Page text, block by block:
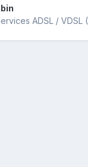
ADSL / VDSL